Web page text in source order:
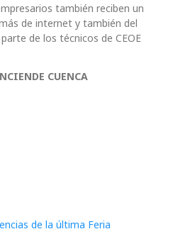
también reciben un
de internet y también del
de los técnicos de CEOE
CUENCA
de la última Feria